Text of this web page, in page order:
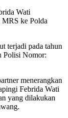
Wati
MRS ke Polda
terjadi pada tahun
Polisi Nomor:
menerangkan
Febrida Wati
yang dilakukan